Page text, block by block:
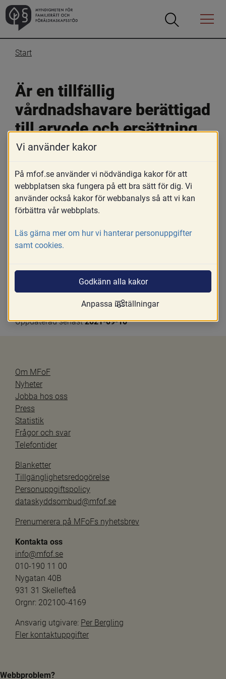
Öppna
Öppna
Menyn
Start
Är en tillfällig
vårdnadshavare berättigad
till arvode och ersättning
för sitt uppdrag?
10 september 2021
Skriv ut
Ja, en tillfällig vårdnadshavare ska ha rätt till skäligt
har varit skäligen påkallat för uppdragets fullgörande.
Beslut om detta fattas av överförmyndarnämnden och
Uppdaterad senast 2021-09-10
Om MFoF
Nyheter
Jobba hos oss
Press
Statistik
Frågor och svar
Telefontider
Blanketter
Tillgänglighetsredogörelse
Personuppgiftspolicy
dataskyddsombud@mfof.se
Prenumerera på MFoFs nyhetsbrev
Kontakta oss
info@mfof.se
010-190 11 00
Nygatan 40B
931 31 Skellefteå
Orgnr: 202100-4169
Ansvarig utgivare: Per Bergling
Fler kontaktuppgifter
Webbproblem?
Vi använder kakor
På mfof.se använder vi nödvändiga kakor för att
webbplatsen ska fungera på ett bra sätt för dig. Vi
använder också kakor för webbanalys så att vi kan
förbättra vår webbplats.
Läs gärna mer om hur vi hanterar personuppgifter
samt cookies.
Godkänn alla kakor
Anpassa inställningar